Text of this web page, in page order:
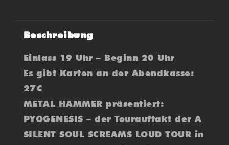
Beschreibung
Einlass 19 Uhr – Beginn 20 Uhr
Es gibt Karten an der Abendkasse:
27€
METAL HAMMER präsentiert:
PYOGENESIS – der Tourauftakt der A
SILENT SOUL SCREAMS LOUD TOUR in